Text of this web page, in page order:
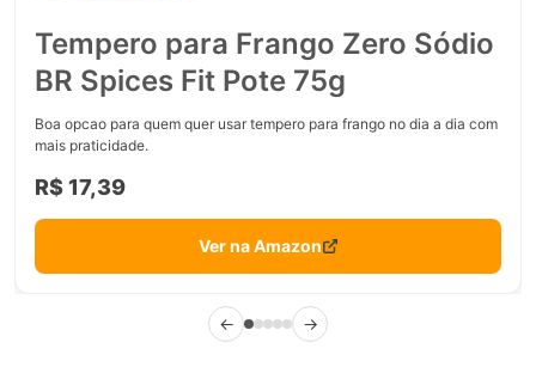
Tempero para Frango Zero Sódio
BR Spices Fit Pote 75g
Boa opcao para quem quer usar tempero para frango no dia a dia com
mais praticidade.
R$ 17,39
Ver na Amazon
← →